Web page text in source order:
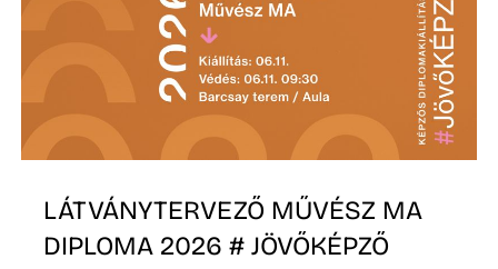
LÁTVÁNYTERVEZŐ MŰVÉSZ MA
DIPLOMA 2026 # JÖVŐKÉPZŐ